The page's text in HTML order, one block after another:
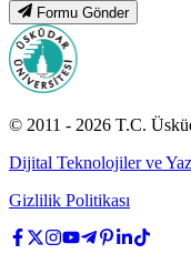
Formu Gönder
© 2011 - 2026 T.C.
Dijital Teknolojiler ve
Gizlilik Politikası